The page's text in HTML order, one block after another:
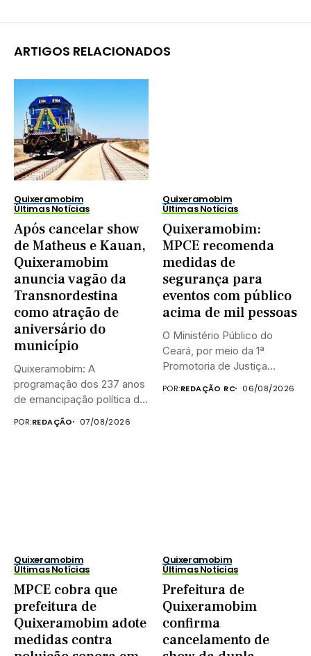
ARTIGOS RELACIONADOS
Quixeramobim
Últimas Notícias
Após cancelar show
de Matheus e Kauan,
Quixeramobim
anuncia vagão da
Transnordestina
como atração de
aniversário do
município
Quixeramobim: A
programação dos 237 anos
de emancipação política de
POR:REDAÇÃO 07/08/2026
Quixeramobim
Últimas Notícias
Quixeramobim:
MPCE recomenda
medidas de
segurança para
eventos com público
acima de mil pessoas
O Ministério Público do
Ceará, por meio da 1ª
Promotoria de Justiça...
POR:REDAÇÃO RC 06/08/2026
Quixeramobim
Últimas Notícias
MPCE cobra que
prefeitura de
Quixeramobim adote
medidas contra
Quixeramobim
Últimas Notícias
Prefeitura de
Quixeramobim
confirma
cancelamento de